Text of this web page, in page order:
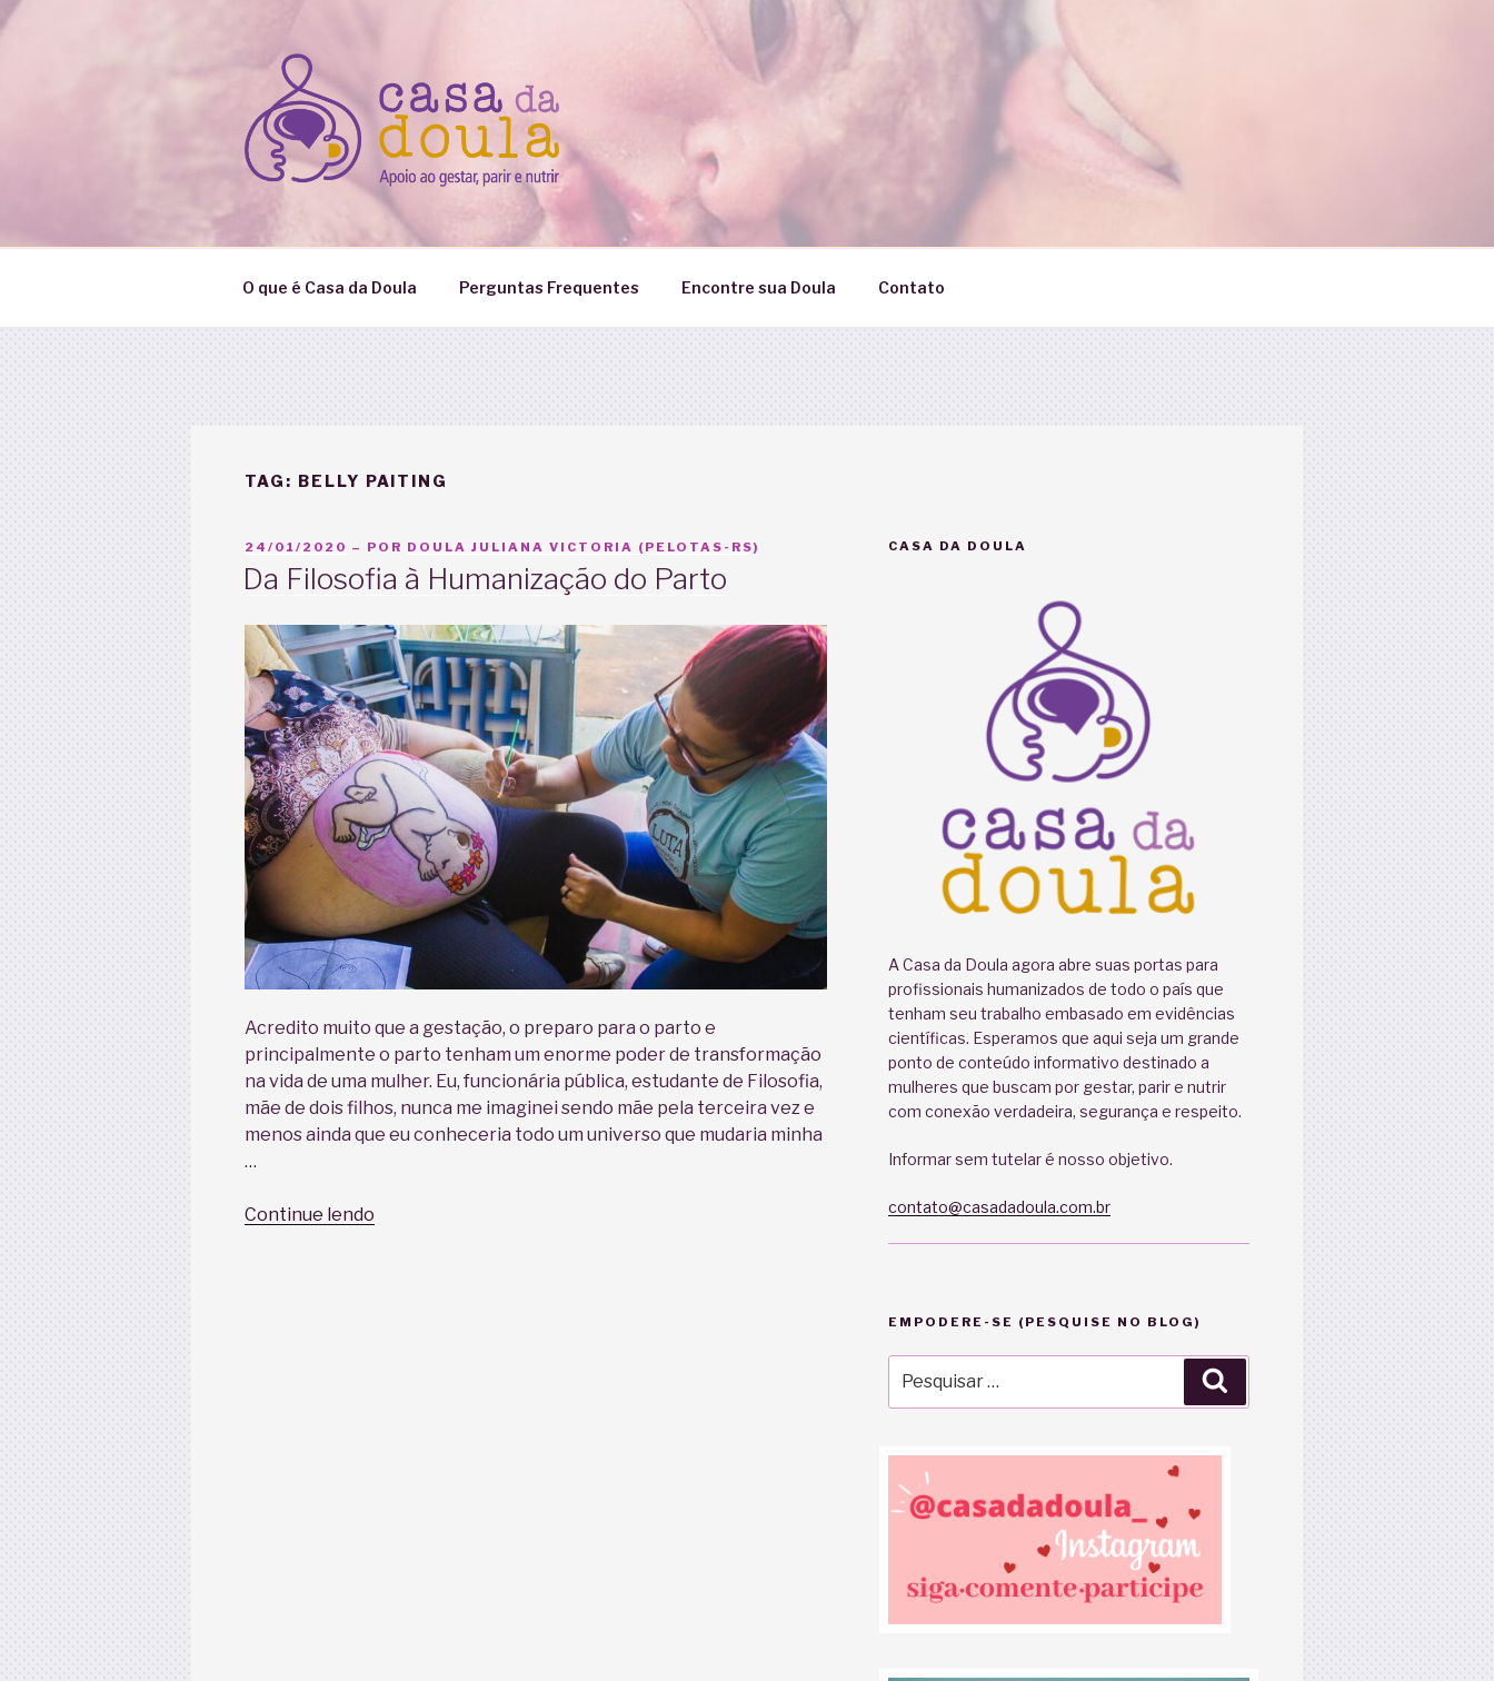
Pular
O que é Casa da Doula Perguntas Frequentes Encontre sua Doula Contato
TAG: BELLY PAITING
PUBLICADO
24/01/2020 – POR DOULA JULIANA VICTORIA (PELOTAS-RS)
Da Filosofia à Humanização do Parto
Acredito muito que a gestação, o preparo para o parto e
principalmente o parto tenham um enorme poder de transformação
na vida de uma mulher. Eu, funcionária pública, estudante de Filosofia,
mãe de dois filhos, nunca me imaginei sendo mãe pela terceira vez e
menos ainda que eu conheceria todo um universo que mudaria minha
…
Continue lendo
CASA DA DOULA
A Casa da Doula agora abre suas portas para
profissionais humanizados de todo o país que
tenham seu trabalho embasado em evidências
científicas. Esperamos que aqui seja um grande
ponto de conteúdo informativo destinado a
mulheres que buscam por gestar, parir e nutrir
com conexão verdadeira, segurança e respeito.
Informar sem tutelar é nosso objetivo.
contato@casadadoula.com.br
EMPODERE-SE (PESQUISE NO BLOG)
por: